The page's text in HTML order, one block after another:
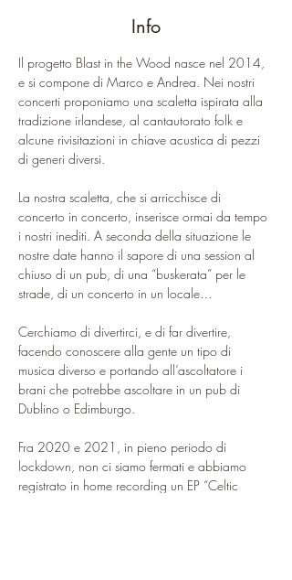
Info
Il progetto Blast in the Wood nasce nel 2014,
e si compone di Marco e Andrea. Nei nostri
concerti proponiamo una scaletta ispirata alla
tradizione irlandese, al cantautorato folk e
alcune rivisitazioni in chiave acustica di pezzi
di generi diversi.
La nostra scaletta, che si arricchisce di
concerto in concerto, inserisce ormai da tempo
i nostri inediti. A seconda della situazione le
nostre date hanno il sapore di una session al
chiuso di un pub, di una “buskerata” per le
strade, di un concerto in un locale…
Cerchiamo di divertirci, e di far divertire,
facendo conoscere alla gente un tipo di
musica diverso e portando all’ascoltatore i
brani che potrebbe ascoltare in un pub di
Dublino o Edimburgo.
Fra 2020 e 2021, in pieno periodo di
lockdown, non ci siamo fermati e abbiamo
registrato in home recording un EP “Celtic